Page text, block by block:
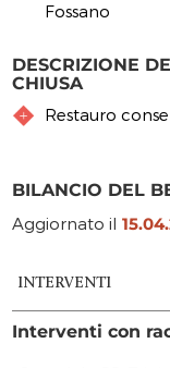
Fossano
DESCRIZIONE
CHIUSA
Restauro
BILANCIO DEL
Aggiornato il
INTERVENTI
Interventi con